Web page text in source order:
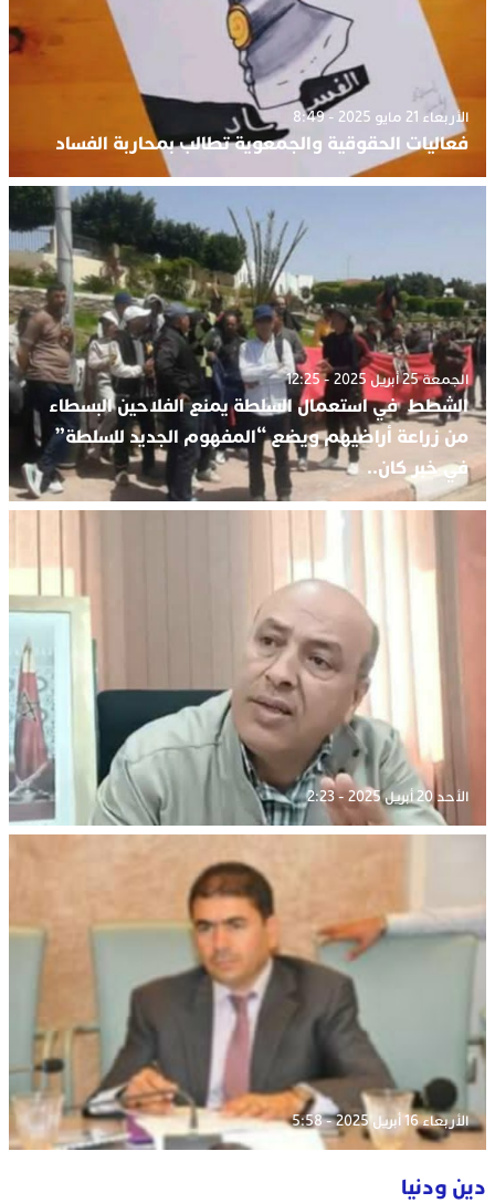
الأربعاء 21 مايو 2025 - 8:49
فعاليات الحقوقية والجمعوية تطالب بمحاربة الفساد
الجمعة 25 أبريل 2025 - 12:25
الشطط في استعمال السلطة يمنع الفلاحين البسطاء
من زراعة أراضيهم ويضع “المفهوم الجديد للسلطة”
في خبر كان..
الأحد 20 أبريل 2025 - 2:23
الأربعاء 16 أبريل 2025 - 5:58
دين ودنيا